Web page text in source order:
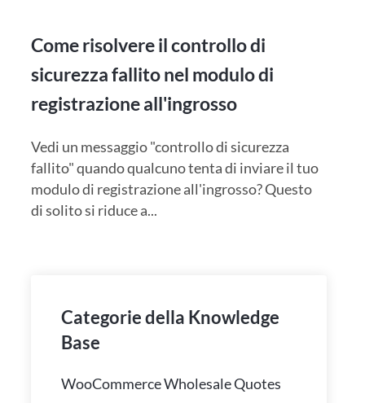
Come risolvere il controllo di
sicurezza fallito nel modulo di
registrazione all'ingrosso
Vedi un messaggio "controllo di sicurezza
fallito" quando qualcuno tenta di inviare il tuo
modulo di registrazione all'ingrosso? Questo
di solito si riduce a...
Categorie della Knowledge
Base
WooCommerce Wholesale Quotes